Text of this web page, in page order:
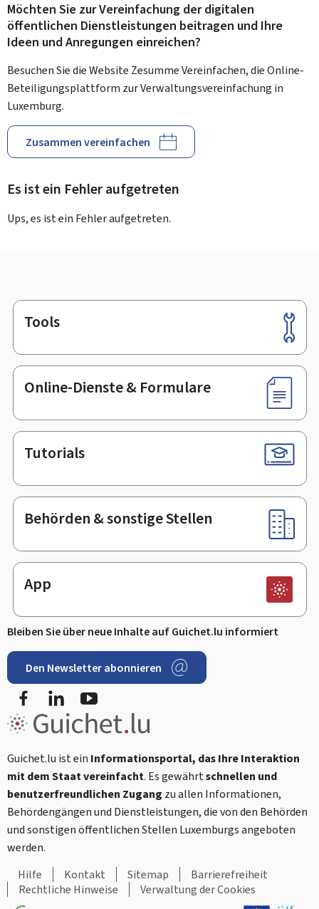
Möchten Sie zur Vereinfachung der digitalen
öffentlichen Dienstleistungen beitragen und Ihre
Ideen und Anregungen einreichen?
Besuchen Sie die Website Zesumme Vereinfachen, die Online-
Beteiligungsplattform zur Verwaltungsvereinfachung in
Luxemburg.
Zusammen vereinfachen
Es ist ein Fehler aufgetreten
Ups, es ist ein Fehler aufgetreten.
Footer
Tools
Online-Dienste & Formulare
Tutorials
Behörden & sonstige Stellen
App
Bleiben Sie über neue Inhalte auf Guichet.lu informiert
Den Newsletter abonnieren
FacebookLinkedIn
Guichet.lu ist ein Informationsportal, das Ihre Interaktion
mit dem Staat vereinfacht. Es gewährtschnellen und
benutzerfreundlichen Zugang zu allen Informationen,
Behördengängen und Dienstleistungen, die von den Behörden
und sonstigen öffentlichen Stellen Luxemburgs angeboten
werden.
Hilfe
Kontakt Sitemap
Barrierefreiheit
Rechtliche Hinweise
Verwaltung der Cookies